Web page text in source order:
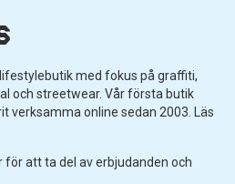
med fokus på graffiti,
och streetwear. Vår första butik
verksamma online sedan 2003. Läs
för att ta del av erbjudanden och